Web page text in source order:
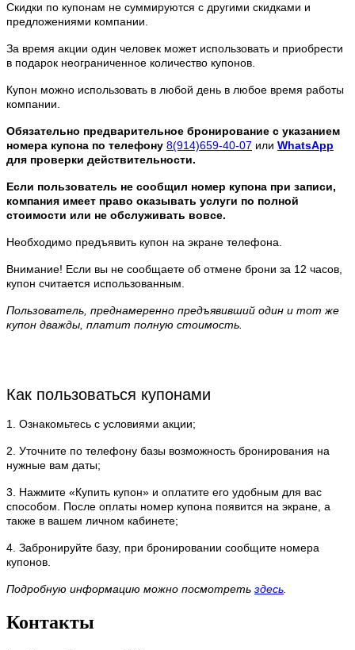
Скидки по купонам не суммируются с другими скидками и
предложениями компании.
За время акции один человек может использовать и приобрести
в подарок неограниченное количество купонов.
Купон можно использовать в любой день в любое время работы
компании.
Обязательно предварительное бронирование с указанием
номера купона по телефону 8(914)659-40-07 или WhatsApp
для проверки действительности.
Если пользователь не сообщил номер купона при записи,
компания имеет право оказывать услуги по полной
стоимости или не обслуживать вовсе.
Необходимо предъявить купон на экране телефона.
Внимание! Если вы не сообщаете об отмене брони за 12 часов,
купон считается использованным.
Пользователь, преднамеренно предъявивший один и тот же
купон дважды, платит полную стоимость.
Как пользоваться купонами
1. Ознакомьтесь с условиями акции;
2. Уточните по телефону базы возможность бронирования на
нужные вам даты;
3. Нажмите «Купить купон» и оплатите его удобным для вас
способом. После оплаты номер купона появится на экране, а
также в вашем личном кабинете;
4. Забронируйте базу, при бронировании сообщите номера
купонов.
Подробную информацию можно посмотреть здесь.
Контакты